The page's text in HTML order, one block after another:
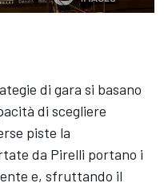
di gara si basano
di scegliere
piste la
da Pirelli portano i
e, sfruttando il